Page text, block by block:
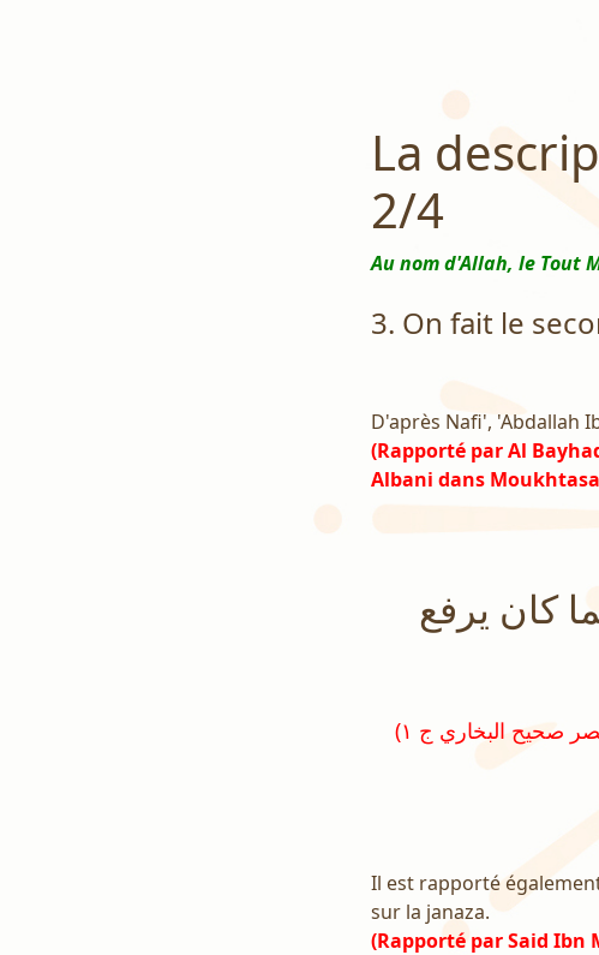
La
2/4
Au nom d'Allah, le Tout
3. On fait le
D'après Nafi', 'Abdallah
(Rapporté par Al
Albani dans
كان يرفع
(رواه البيهقي في السنن الكبرى رقم ٦٩٩٣ و صححه الشيخ الألباني في مختصر صحيح البخاري ج ١
Il est rapporté
sur la janaza.
(Rapporté par Said